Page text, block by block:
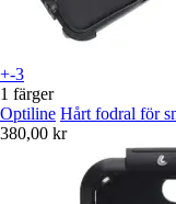
+-3
1 färger
Optiline Hårt fodral för
380,00 kr